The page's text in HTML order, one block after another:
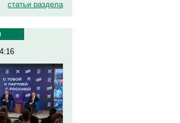
статьи раздела